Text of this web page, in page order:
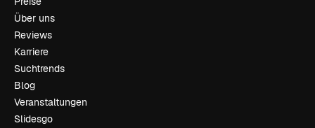
Über uns
Reviews
Karriere
Suchtrends
Blog
Veranstaltungen
Slidesgo